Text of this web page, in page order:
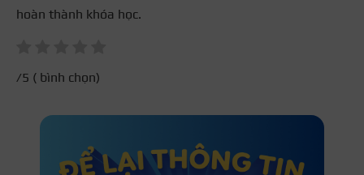
hoàn thành khóa học.
/5 ( bình chọn)